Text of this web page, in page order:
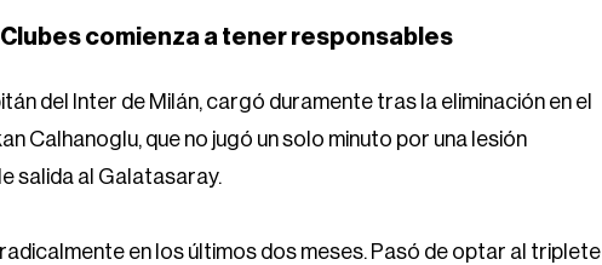
comienza a tener responsables
del Inter de Milán, cargó duramente tras la eliminación en el
Calhanoglu, que no jugó un solo minuto por una lesión
salida al Galatasaray.
en los últimos dos meses. Pasó de optar al triplete